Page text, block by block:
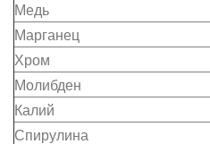
Медь
Марганец
Хром
Молибден
Калий
Спирулина